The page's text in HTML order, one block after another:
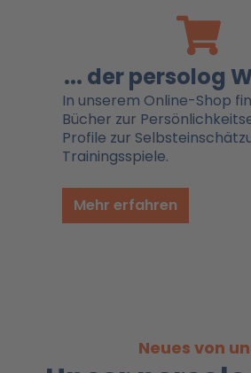
... der persolog
In unserem Online-Shop
Bücher zur
Profile zur
Trainingsspiele.
Mehr erfahren
Neues von